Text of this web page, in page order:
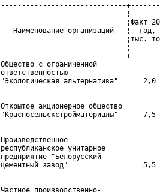
------------------------------
¦
¦Факт
Наименование организаций   ¦
¦тыс.
¦
------------------------------
Общество с ограниченной
ответственностью
Открытое акционерное общество
Производственное
республиканское унитарное
предприятие "Белорусский
Частное производственно-